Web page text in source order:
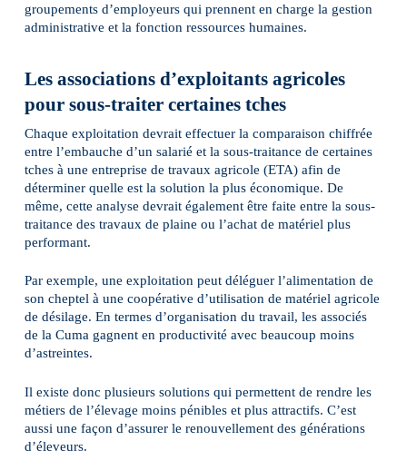
groupements d’employeurs qui prennent en charge la gestion
administrative et la fonction ressources humaines.
Les associations d’exploitants agricoles
pour sous-traiter certaines tches
Chaque exploitation devrait effectuer la comparaison chiffrée
entre l’embauche d’un salarié et la sous-traitance de certaines
tches à une entreprise de travaux agricole (ETA) afin de
déterminer quelle est la solution la plus économique. De
même, cette analyse devrait également être faite entre la sous-
traitance des travaux de plaine ou l’achat de matériel plus
performant.
Par exemple, une exploitation peut déléguer l’alimentation de
son cheptel à une coopérative d’utilisation de matériel agricole
de désilage. En termes d’organisation du travail, les associés
de la Cuma gagnent en productivité avec beaucoup moins
d’astreintes.
Il existe donc plusieurs solutions qui permettent de rendre les
métiers de l’élevage moins pénibles et plus attractifs. C’est
aussi une façon d’assurer le renouvellement des générations
d’éleveurs.